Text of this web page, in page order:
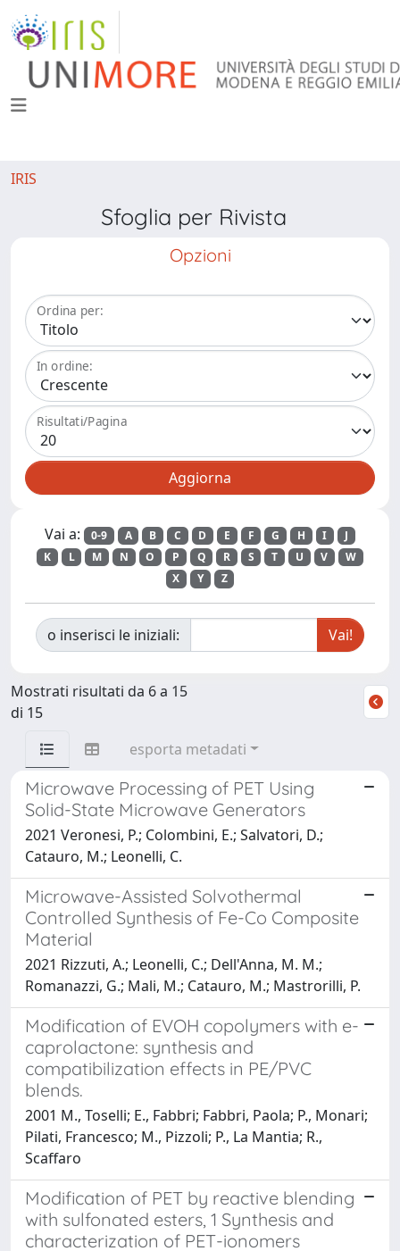
IRIS
Sfoglia per Rivista
Opzioni
Ordina per:
In ordine:
Risultati/Pagina
Vai a: 0-9 A B C D E F G H I
J
K
L M N O P Q R S T U V
W
X
Y Z
o inserisci le iniziali:
Mostrati risultati da 6 a 15
di 15
esporta metadati
Microwave Processing of PET Using
Solid-State Microwave Generators
2021 Veronesi, P.; Colombini, E.; Salvatori, D.;
Catauro, M.; Leonelli, C.
Microwave-Assisted Solvothermal
Controlled Synthesis of Fe-Co Composite
Material
2021 Rizzuti, A.; Leonelli, C.; Dell'Anna, M. M.;
Romanazzi, G.; Mali, M.; Catauro, M.; Mastrorilli, P.
Modification of EVOH copolymers with e-
caprolactone: synthesis and
compatibilization effects in PE/PVC
blends.
2001 M., Toselli; E., Fabbri; Fabbri, Paola; P., Monari;
Pilati, Francesco; M., Pizzoli; P., La Mantia; R.,
Scaffaro
Modification of PET by reactive blending
with sulfonated esters, 1 Synthesis and
characterization of PET-ionomers